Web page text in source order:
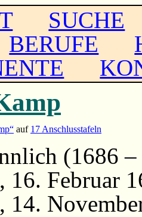
SUCHE
BERUFE
auf 17 Anschlusstafeln
(1686
16. Februar
14.